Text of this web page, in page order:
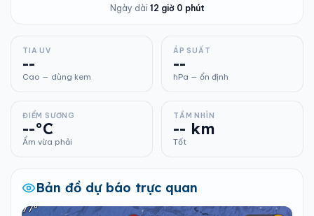
Ngày dài 12 giờ 0 phút
TIA UV
--
Cao — dùng kem
ÁP SUẤT
--
hPa — ổn định
ĐIỂM SƯƠNG
--°C
Ẩm vừa phải
TẦM NHÌN
-- km
Tốt
Bản đồ dự báo trực quan